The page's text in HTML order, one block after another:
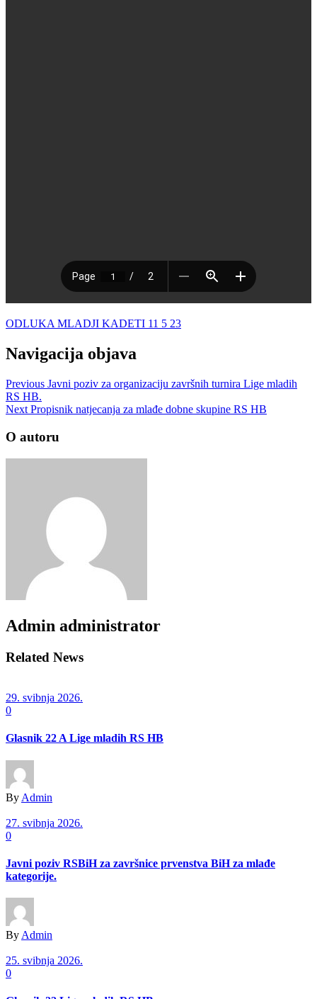
ODLUKA MLADJI KADETI 11 5 23
Navigacija objava
Previous Javni poziv za organizaciju završnih turnira Lige mladih
RS HB.
Next Propisnik natjecanja za mlađe dobne skupine RS HB
O autoru
Admin administrator
Related News
29. svibnja 2026.
0
Glasnik 22 A Lige mladih RS HB
By Admin
27. svibnja 2026.
0
Javni poziv RSBiH za završnice prvenstva BiH za mlađe
kategorije.
By Admin
25. svibnja 2026.
0